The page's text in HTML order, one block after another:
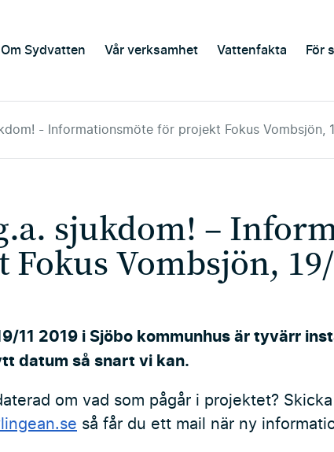
Om Sydvatten Vår verksamhet Vattenfakta För
- Informationsmöte för projekt Fokus Vombsjön,
sjukdom! –
Vombsjön,
11 2019 i Sjöbo kommunhus är tyvärr
datum så snart vi kan.
om vad som pågår i projektet? Skicka
så får du ett mail när ny